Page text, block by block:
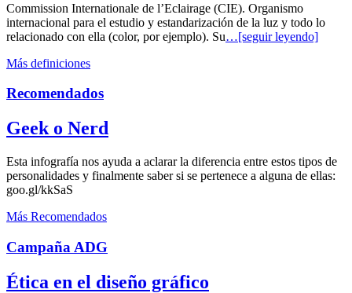
Commission Internationale de l’Eclairage (CIE). Organismo
internacional para el estudio y estandarización de la luz y todo lo
relacionado con ella (color, por ejemplo). Su…[seguir leyendo]
Más definiciones
Recomendados
Geek o Nerd
Esta infografía nos ayuda a aclarar la diferencia entre estos tipos de
personalidades y finalmente saber si se pertenece a alguna de ellas:
goo.gl/kkSaS
Más Recomendados
Campaña ADG
Ética en el diseño gráfico